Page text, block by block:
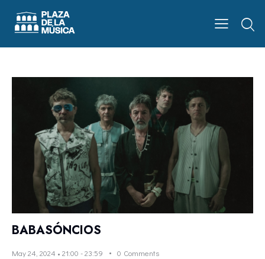
BABASÓNCIOS
May 24, 2024 • 21:00 -23:59 0 Comments